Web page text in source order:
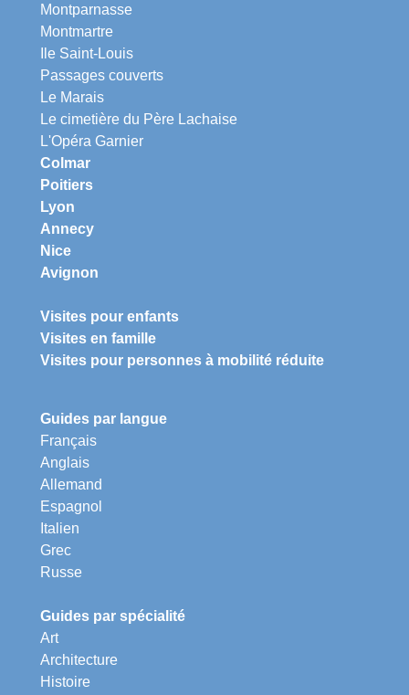
Montparnasse
Montmartre
Ile Saint-Louis
Passages couverts
Le Marais
Le cimetière du Père Lachaise
L'Opéra Garnier
Colmar
Poitiers
Lyon
Annecy
Nice
Avignon
Visites pour enfants
Visites en famille
Visites pour personnes à mobilité réduite
Guides par langue
Français
Anglais
Allemand
Espagnol
Italien
Grec
Russe
Guides par spécialité
Art
Architecture
Histoire